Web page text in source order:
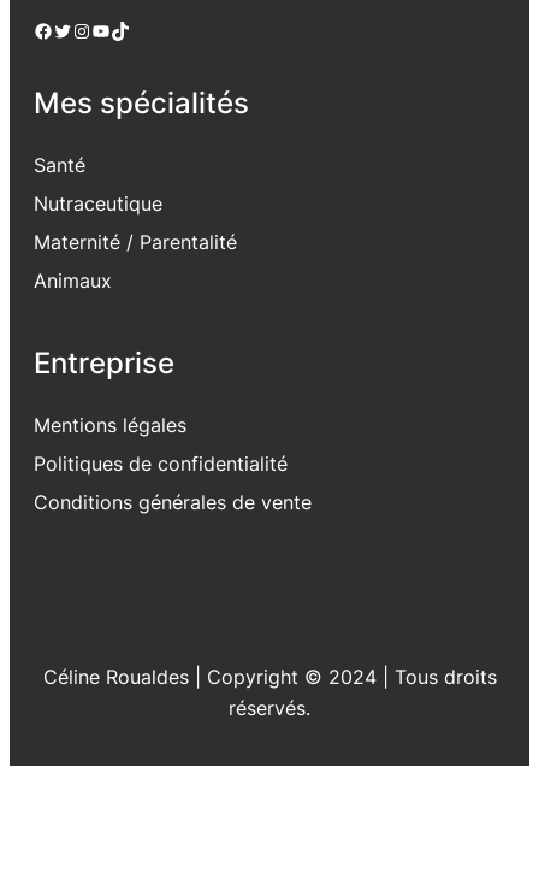
Facebook Twitter Instagram YouTube TikTok
Mes spécialités
Santé
Nutraceutique
Maternité / Parentalité
Animaux
Entreprise
Mentions légales
Politiques de confidentialité
Conditions générales de vente
Céline Roualdes | Copyright © 2024 | Tous droits
réservés.